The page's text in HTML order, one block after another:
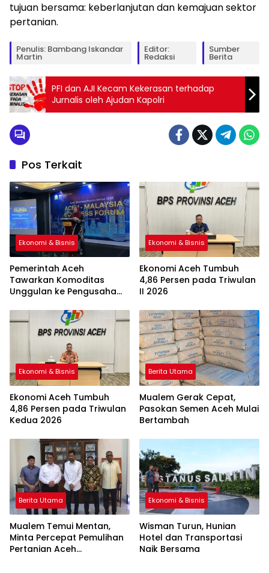
tujuan bersama: keberlanjutan dan kemajuan sektor
pertanian.
Penulis: Bambang Iskandar
Martin
Editor:
Redaksi
Sumber
Berita
PFI dan AJI Kecam Kekerasan terhadap
Jurnalis oleh Ajudan Kapolri
Pos Terkait
Ekonomi & Bisnis
Pemerintah Aceh
Tawarkan Komoditas
Unggulan ke Pengusaha
Ekonomi & Bisnis
Ekonomi Aceh Tumbuh
4,86 Persen pada Triwulan
II 2026
Ekonomi & Bisnis
Ekonomi Aceh Tumbuh
4,86 Persen pada Triwulan
Kedua 2026
Berita Utama
Mualem Gerak Cepat,
Pasokan Semen Aceh Mulai
Bertambah
Berita Utama
Mualem Temui Mentan,
Minta Percepat Pemulihan
Pertanian Aceh
Ekonomi & Bisnis
Wisman Turun, Hunian
Hotel dan Transportasi
Naik Bersama